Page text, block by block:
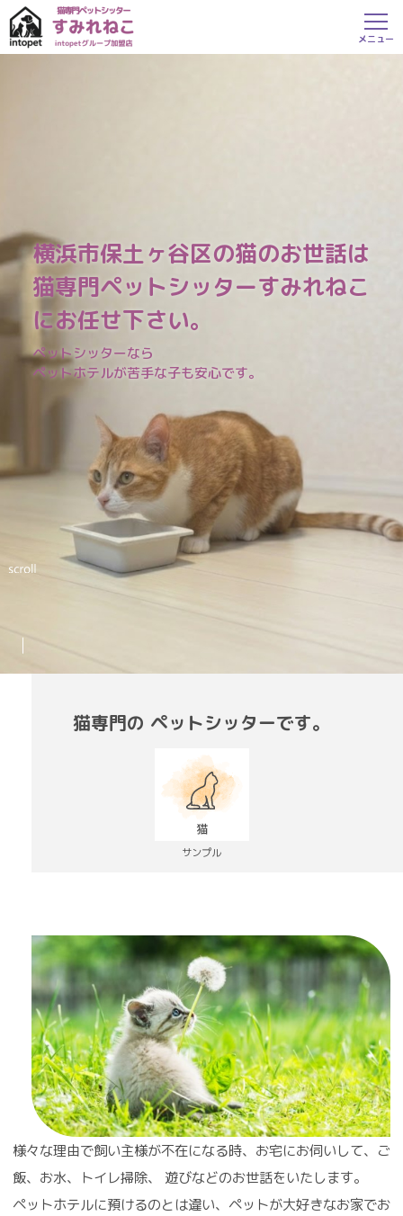
横浜市保土ヶ谷区の猫のお世話は
猫専門ペットシッターすみれねこ
にお任せ下さい。
ペットシッターなら
ペットホテルが苦手な子も安心です。
猫専門の ペットシッターです。
サンプル
様々な理由で飼い主様が不在になる時、お宅にお伺いして、ご
飯、お水、トイレ掃除、 遊びなどのお世話をいたします。
ペットホテルに預けるのとは違い、ペットが大好きなお家でお